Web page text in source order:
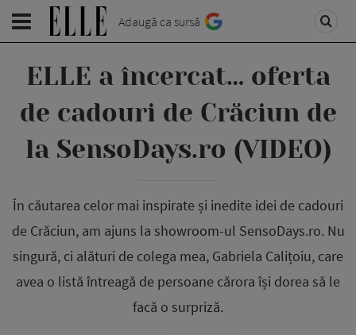
Adaugă ca sursă
ELLE a încercat… oferta
de cadouri de Crăciun de
la SensoDays.ro (VIDEO)
În căutarea celor mai inspirate și inedite idei de cadouri
de Crăciun, am ajuns la showroom-ul SensoDays.ro. Nu
singură, ci alături de colega mea, Gabriela Calițoiu, care
avea o listă întreagă de persoane cărora își dorea să le
facă o surpriză.